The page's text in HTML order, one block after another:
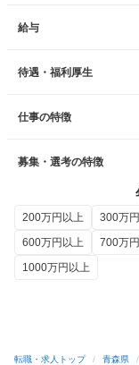
給与
待遇・福利厚生
仕事の特徴
募集・選考の特徴
200万円以上 300万
600万円以上
700万
1000万円以上
転職・求人トップ / 青森県 /